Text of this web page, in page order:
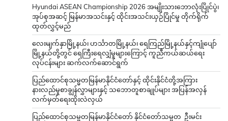
Hyundai ASEAN Championship 2026 အမျိုးသားဘောလုံးပြိုင်ပွဲ၊
အုပ်စုအဆင့် မြန်မာအသင်းနှင့် ထိုင်းအသင်းယှဉ်ပြိုင်မှု တိုက်ရိုက်
ထုတ်လွှင့်မည်
လေးမျက်နှာမြို့နယ်၊ ဟင်္သာတမြို့နယ်၊ ရေကြည်မြို့နယ်နှင့်ကျုံပျော်
မြို့နယ်တို့တွင် ရေကြီးရေလျှံမှုများကြောင့် ကူညီကယ်ဆယ်ရေး
လုပ်ငန်းများ ဆက်လက်ဆောင်ရွက်
ပြည်ထောင်စုသမ္မတမြန်မာနိုင်ငံတော်နှင့် ထိုင်းနိုင်ငံတို့အကြား
နားလည်မှုစာချွန်လွှာများနှင့် သဘောတူစာချုပ်များ အပြန်အလှန်
လက်မှတ်ရေးထိုးလဲလှယ်
ပြည်ထောင်စုသမ္မတမြန်မာနိုင်ငံတော် နိုင်ငံတော်သမ္မတ ဦးမင်း